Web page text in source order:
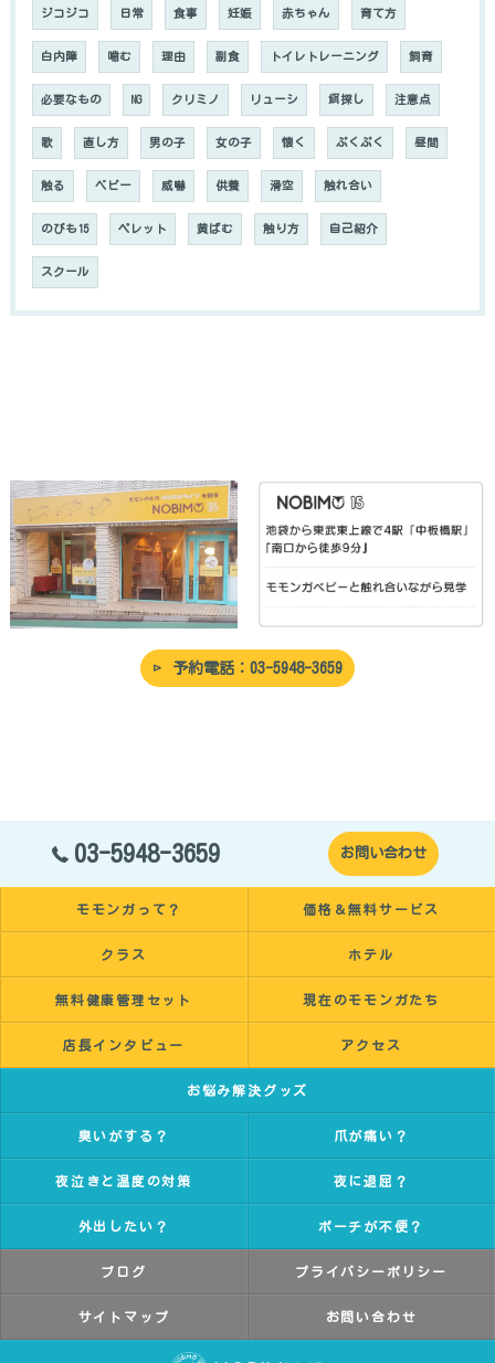
ジコジコ 日常 食事 妊娠 赤ちゃん 育て方
白内障 噛む 理由 副食 トイレトレーニング 飼育
必要なもの NG クリミノ リューシ 餌探し 注意点
歌 直し方 男の子 女の子 懐く ぷくぷく 昼間
触る ベビー 威嚇 供養 滑空 触れ合い
のびも15 ペレット 黄ばむ 触り方 自己紹介
スクール
予約電話：03-5948-3659
03-5948-3659 お問い合わせ
モモンガって？ 価格＆無料サービス
クラス ホテル
無料健康管理セット 現在のモモンガたち
店長インタビュー アクセス
お悩み解決グッズ
臭いがする？ 爪が痛い？
夜泣きと温度の対策 夜に退屈？
外出したい？ ポーチが不便？
ブログ プライバシーポリシー
サイトマップ お問い合わせ